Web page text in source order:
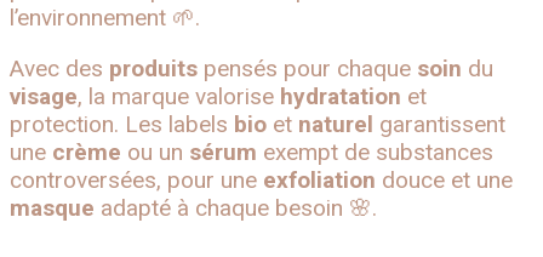
l’environnement 🌱.
Avec des produits pensés pour chaque soin du
visage, la marque valorise hydratation et
protection. Les labels bio et naturel garantissent
une crème ou un sérum exempt de substances
controversées, pour une exfoliation douce et une
masque adapté à chaque besoin 🌸.